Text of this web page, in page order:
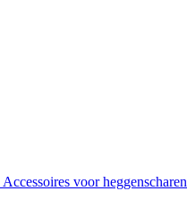
Accessoires voor heggenscharen